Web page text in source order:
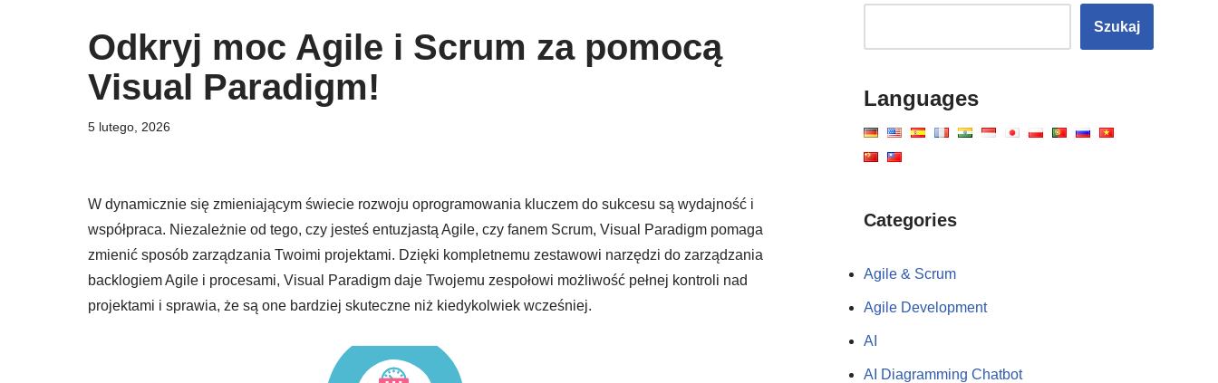
Odkryj moc Agile i Scrum za pomocą
Visual Paradigm!
5 lutego, 2026
W dynamicznie się zmieniającym świecie rozwoju oprogramowania kluczem do sukcesu są wydajność i
współpraca. Niezależnie od tego, czy jesteś entuzjastą Agile, czy fanem Scrum, Visual Paradigm pomaga
zmienić sposób zarządzania Twoimi projektami. Dzięki kompletnemu zestawowi narzędzi do zarządzania
backlogiem Agile i procesami, Visual Paradigm daje Twojemu zespołowi możliwość pełnej kontroli nad
projektami i sprawia, że są one bardziej skuteczne niż kiedykolwiek wcześniej.
Szukaj
Languages
Categories
Agile & Scrum
Agile Development
AI
AI Diagramming Chatbot